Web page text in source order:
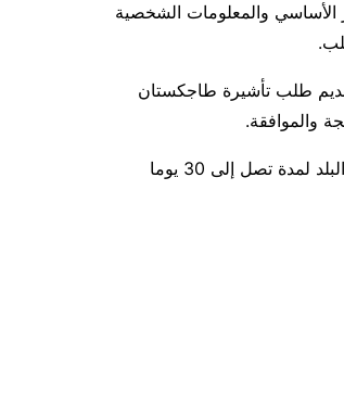
والمعلومات الشخصية
طلب تأشيرة طاجكستان
عموما تسمح تأشيرة طاجيكستان الإلكترونية للمغاربة بالإقامة في هذا البلد لمدة تصل إلى 30 يوما